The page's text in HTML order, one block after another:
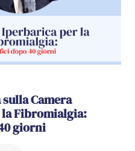
Camera
Fibromialgia:
giorni